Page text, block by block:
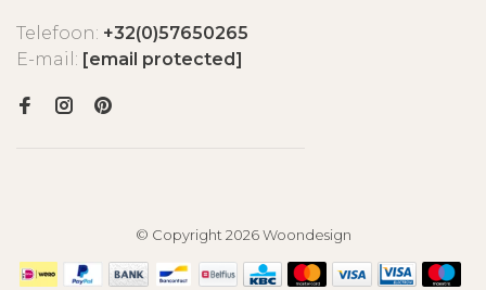
Telefoon: +32(0)57650265
E-mail: [email protected]
© Copyright 2026 Woondesign